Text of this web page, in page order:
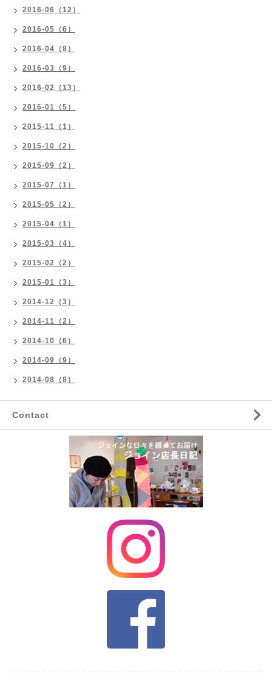
2016-06（12）
2016-05（6）
2016-04（8）
2016-03（9）
2016-02（13）
2016-01（5）
2015-11（1）
2015-10（2）
2015-09（2）
2015-07（1）
2015-05（2）
2015-04（1）
2015-03（4）
2015-02（2）
2015-01（3）
2014-12（3）
2014-11（2）
2014-10（6）
2014-09（9）
2014-08（8）
Contact